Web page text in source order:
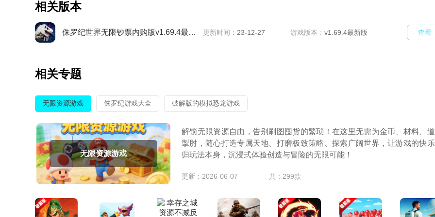
相关版本
侏罗纪世界无限钞票内购版v1.69.4最新版 更新时间： 23-12-27 游戏版本： v1.69.4最新版 查看
相关专题
无限资源游戏 侏罗纪游戏大全 破解版的模拟恐龙游戏
无限资源游戏
解锁无限资源自由，告别刷图囤货的繁琐！在这里无需为金币、材料、
掣肘，随心打造专属天地、打磨极致策略、探索广阔世界，让游戏的快
归玩法本身，沉浸式体验创造与冒险的无限可能！
更新：2026-06-07 共：299款